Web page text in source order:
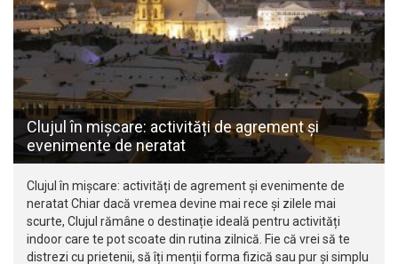
Clujul în mișcare: activități de agrement și
evenimente de neratat
Clujul în mișcare: activități de agrement și evenimente de
neratat Chiar dacă vremea devine mai rece și zilele mai
scurte, Clujul rămâne o destinație ideală pentru activități
indoor care te pot scoate din rutina zilnică. Fie că vrei să te
distrezi cu prietenii, să îți menții forma fizică sau pur și simplu